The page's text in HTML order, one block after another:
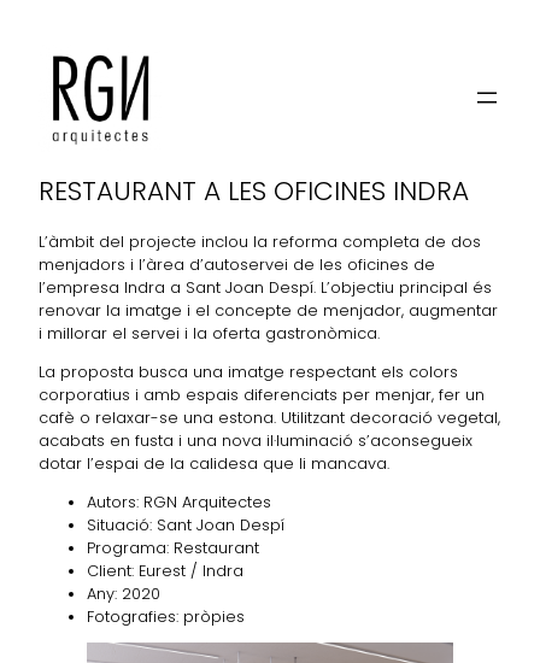
RESTAURANT A LES OFICINES INDRA
L’àmbit del projecte inclou la reforma completa de dos
menjadors i l’àrea d’autoservei de les oficines de
l’empresa Indra a Sant Joan Despí. L’objectiu principal és
renovar la imatge i el concepte de menjador, augmentar
i millorar el servei i la oferta gastronòmica.
La proposta busca una imatge respectant els colors
corporatius i amb espais diferenciats per menjar, fer un
cafè o relaxar-se una estona. Utilitzant decoració vegetal,
acabats en fusta i una nova il·luminació s’aconsegueix
dotar l’espai de la calidesa que li mancava.
Autors: RGN Arquitectes
Situació: Sant Joan Despí
Programa: Restaurant
Client: Eurest / Indra
Any: 2020
Fotografies: pròpies